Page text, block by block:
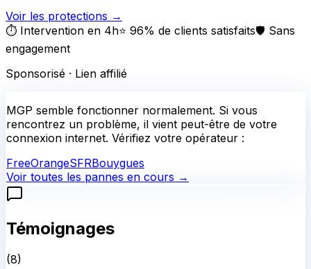
Free OrangeSFRBouygues
Voir toutes les pannes en cours →
Témoignages
(8)
même après avoir supprimer les données de navigation
l'authentification par mot de passe de vérification et la
fenêtre du compte bloque elle ne s'ouvre pas.
🛡️ Équipe Statut-Services
Merci de signaler cette panne MGP. On note bien le